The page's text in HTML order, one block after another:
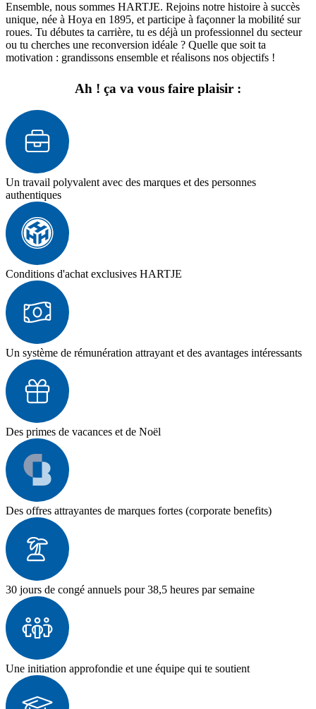
Ensemble, nous sommes HARTJE. Rejoins notre histoire à succès
unique, née à Hoya en 1895, et participe à façonner la mobilité sur
roues. Tu débutes ta carrière, tu es déjà un professionnel du secteur
ou tu cherches une reconversion idéale ? Quelle que soit ta
motivation : grandissons ensemble et réalisons nos objectifs !
Ah ! ça va vous faire plaisir :
Un travail polyvalent avec des marques et des personnes
authentiques
Conditions d'achat exclusives HARTJE
Un système de rémunération attrayant et des avantages intéressants
Des primes de vacances et de Noël
Des offres attrayantes de marques fortes (corporate benefits)
30 jours de congé annuels pour 38,5 heures par semaine
Une initiation approfondie et une équipe qui te soutient